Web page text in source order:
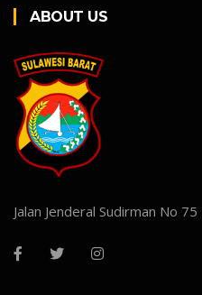
ABOUT US
Jalan Jenderal Sudirman No